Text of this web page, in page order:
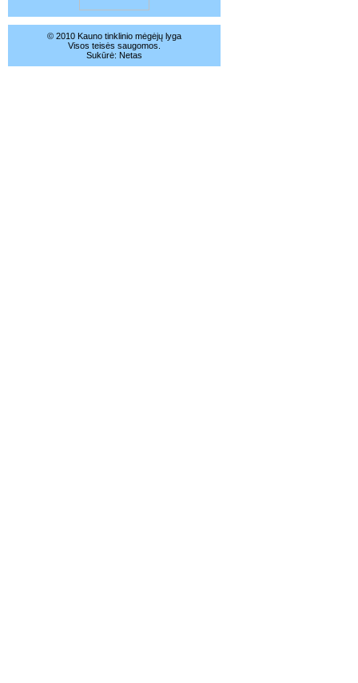
© 2010 Kauno tinklinio mėgėjų lyga
Visos teisės saugomos.
Sukūrė: Netas